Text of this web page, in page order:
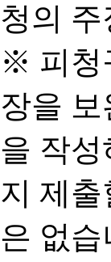
청의
※ 피청
장을
을 작
지 제
은 없